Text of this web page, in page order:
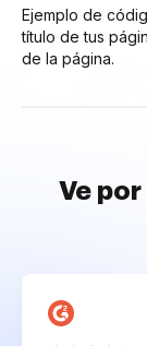
Ejemplo de
título de tus
de la página.
Ve